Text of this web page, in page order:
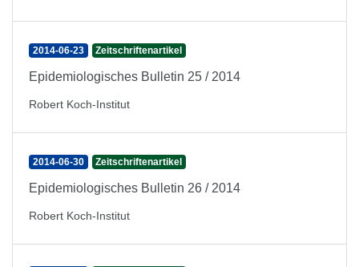
2014-06-23 Zeitschriftenartikel
Epidemiologisches Bulletin 25 / 2014
Robert Koch-Institut
2014-06-30 Zeitschriftenartikel
Epidemiologisches Bulletin 26 / 2014
Robert Koch-Institut